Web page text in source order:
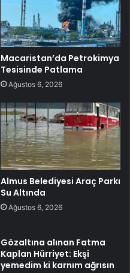
Macaristan’da Petrokimya
Tesisinde Patlama
Ağustos 6, 2026
Almus Belediyesi Araç Parkı
Su Altında
Ağustos 6, 2026
Gözaltına alınan Fatma
Kaplan Hürriyet: Ekşi
yemedim ki karnım ağrısın